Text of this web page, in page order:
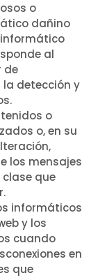
o
dañino
al
de
detección y
o
o, en su
los mensajes
que
informáticos
y los
cuando
en
que